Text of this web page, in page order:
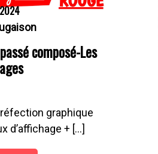
composé-Les
graphique
d’affichage + […]